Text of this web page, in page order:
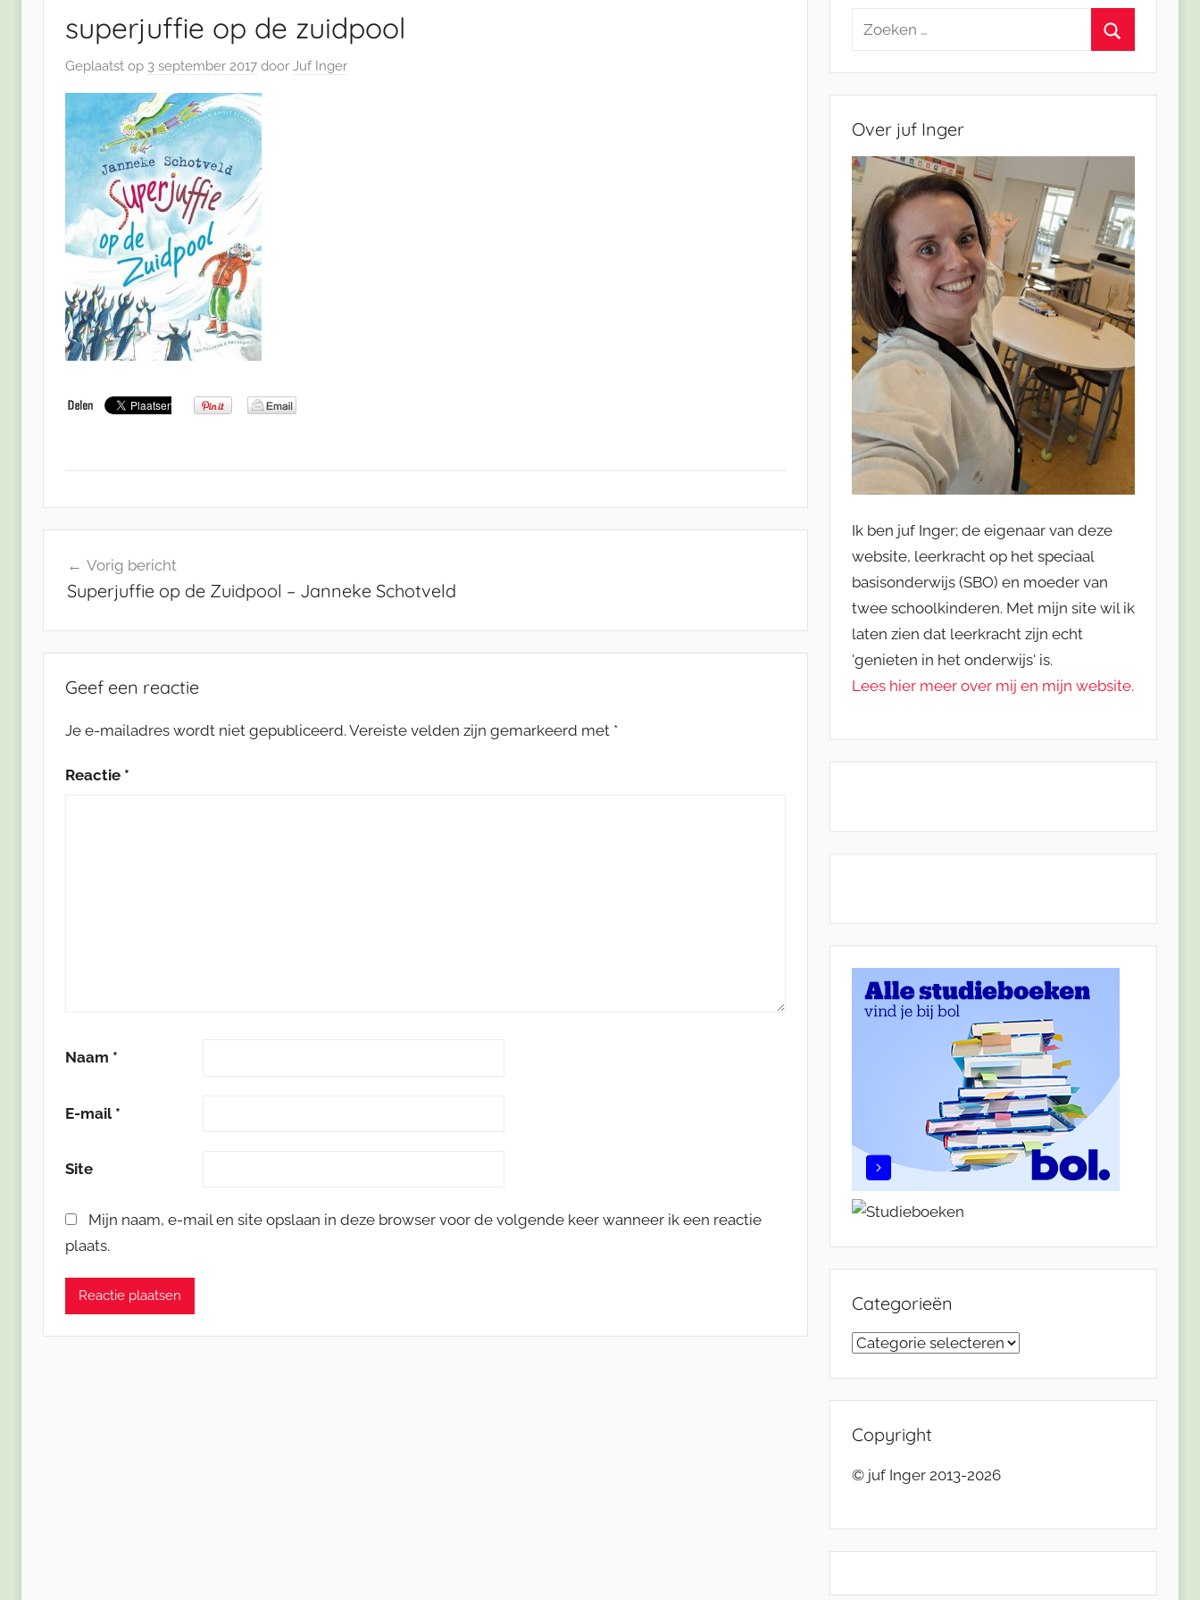
superjuffie op de zuidpool
Geplaatst op 3 september 2017 door Juf Inger
navigatie
Vorig bericht
Superjuffie op de Zuidpool – Janneke Schotveld
Geef een reactie
Je e-mailadres wordt niet gepubliceerd. Vereiste velden zijn gemarkeerd met *
Reactie *
Naam *
E-mail *
Site
Mijn naam, e-mail en site opslaan in deze browser voor de volgende keer wanneer ik een reactie
plaats.
Zoeken
Over juf Inger
Ik ben juf Inger; de eigenaar van deze
website, leerkracht op het speciaal
basisonderwijs (SBO) en moeder van
twee schoolkinderen. Met mijn site wil ik
laten zien dat leerkracht zijn echt
'genieten in het onderwijs' is.
Lees hier meer over mij en mijn website.
Categorieën
Categorieën
Copyright
© juf Inger 2013-2026